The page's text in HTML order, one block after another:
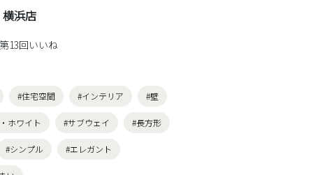
浜店
13回いいね
#住宅空間 #インテリア #壁
ホワイト #サブウェイ #長方形
#シンプル #エレガント